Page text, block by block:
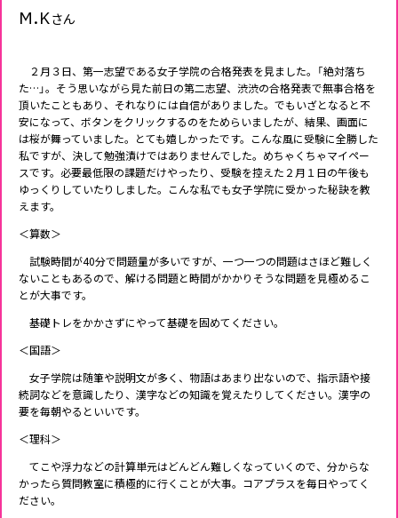
M.Kさん
２月３日、第一志望である女子学院の合格発表を見ました。「絶対落ち
た…」。そう思いながら見た前日の第二志望、渋渋の合格発表で無事合格を
頂いたこともあり、それなりには自信がありました。でもいざとなると不
安になって、ボタンをクリックするのをためらいましたが、結果、画面に
は桜が舞っていました。とても嬉しかったです。こんな風に受験に全勝した
私ですが、決して勉強漬けではありませんでした。めちゃくちゃマイペー
スです。必要最低限の課題だけやったり、受験を控えた２月１日の午後も
ゆっくりしていたりしました。こんな私でも女子学院に受かった秘訣を教
えます。
＜算数＞
試験時間が40分で問題量が多いですが、一つ一つの問題はさほど難しく
ないこともあるので、解ける問題と時間がかかりそうな問題を見極めるこ
とが大事です。
基礎トレをかかさずにやって基礎を固めてください。
＜国語＞
女子学院は随筆や説明文が多く、物語はあまり出ないので、指示語や接
続詞などを意識したり、漢字などの知識を覚えたりしてください。漢字の
要を毎朝やるといいです。
＜理科＞
てこや浮力などの計算単元はどんどん難しくなっていくので、分からな
かったら質問教室に積極的に行くことが大事。コアプラスを毎日やってく
ださい。